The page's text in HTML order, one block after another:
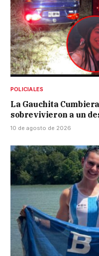
POLICIALES
La Gauchita
sobrevivieron a un
10 de agosto de 2026